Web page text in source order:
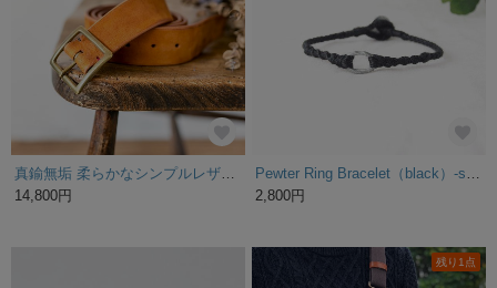
14,800円
2,800円
残り1点